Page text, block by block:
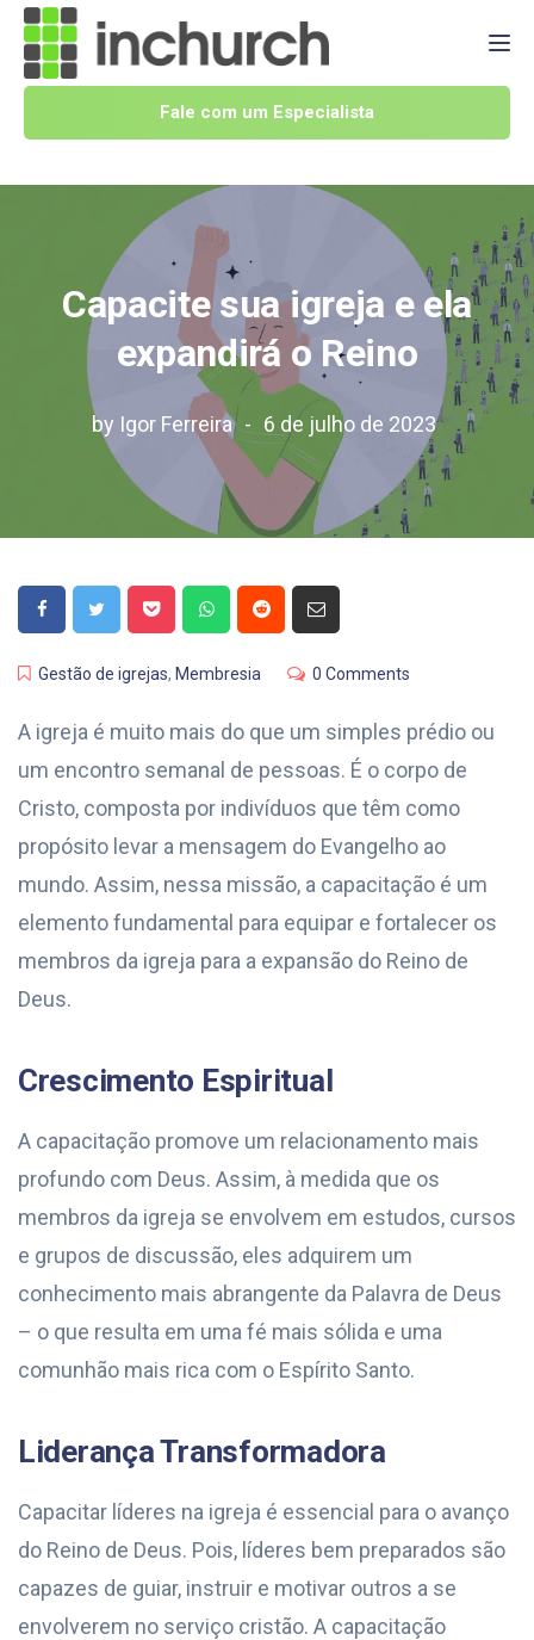
Fale com um Especialista
Capacite sua igreja e ela
expandirá o Reino
by Igor Ferreira 6 de julho de 2023
Gestão de igrejas, Membresia 0 Comments
A igreja é muito mais do que um simples prédio ou
um encontro semanal de pessoas. É o corpo de
Cristo, composta por indivíduos que têm como
propósito levar a mensagem do Evangelho ao
mundo. Assim, nessa missão, a capacitação é um
elemento fundamental para equipar e fortalecer os
membros da igreja para a expansão do Reino de
Deus.
Crescimento Espiritual
A capacitação promove um relacionamento mais
profundo com Deus. Assim, à medida que os
membros da igreja se envolvem em estudos, cursos
e grupos de discussão, eles adquirem um
conhecimento mais abrangente da Palavra de Deus
– o que resulta em uma fé mais sólida e uma
comunhão mais rica com o Espírito Santo.
Liderança Transformadora
Capacitar líderes na igreja é essencial para o avanço
do Reino de Deus. Pois, líderes bem preparados são
capazes de guiar, instruir e motivar outros a se
envolverem no serviço cristão. A capacitação